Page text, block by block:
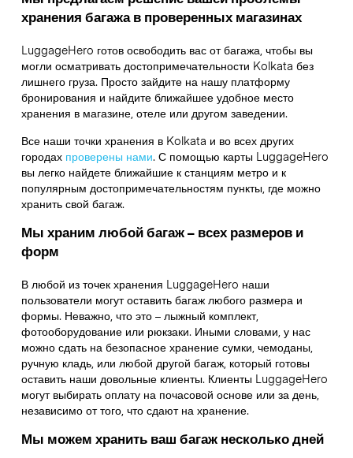
хранения багажа в проверенных магазинах
LuggageHero готов освободить вас от багажа, чтобы вы
могли осматривать достопримечательности Kolkata без
лишнего груза. Просто зайдите на нашу платформу
бронирования и найдите ближайшее удобное место
хранения в магазине, отеле или другом заведении.
Все наши точки хранения в Kolkata и во всех других
городах проверены нами. С помощью карты LuggageHero
вы легко найдете ближайшие к станциям метро и к
популярным достопримечательностям пункты, где можно
хранить свой багаж.
Мы храним любой багаж – всех размеров и
форм
В любой из точек хранения LuggageHero наши
пользователи могут оставить багаж любого размера и
формы. Неважно, что это – лыжный комплект,
фотооборудование или рюкзаки. Иными словами, у нас
можно сдать на безопасное хранение сумки, чемоданы,
ручную кладь, или любой другой багаж, который готовы
оставить наши довольные клиенты. Клиенты LuggageHero
могут выбирать оплату на почасовой основе или за день,
независимо от того, что сдают на хранение.
Мы можем хранить ваш багаж несколько дней